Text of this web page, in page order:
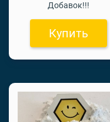
Добавок!!!
Купить